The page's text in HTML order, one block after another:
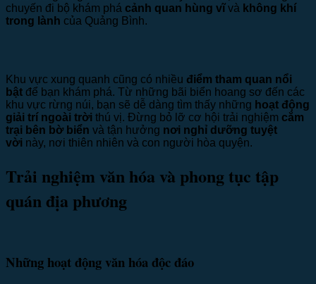
chuyến đi bộ khám phá cảnh quan hùng vĩvà không khí
trong lành của Quảng Bình.
Khu vực xung quanh cũng có nhiều điểm tham quan nổi
bật để bạn khám phá. Từ những bãi biển hoang sơ đến các
khu vực rừng núi, bạn sẽ dễ dàng tìm thấy những hoạt động
giải trí ngoài trời thú vị. Đừng bỏ lỡ cơ hội trải nghiệm cắm
trại bên bờ biển và tận hưởng nơi nghỉ dưỡng tuyệt
vời này, nơi thiên nhiên và con người hòa quyện.
Trải nghiệm văn hóa và phong tục tập
quán địa phương
Những hoạt động văn hóa độc đáo